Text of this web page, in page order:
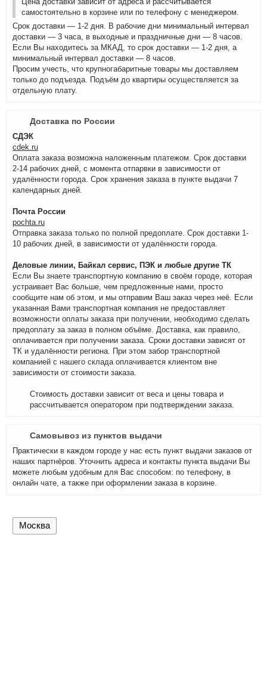
самостоятельно в корзине или по телефону с менеджером.
Срок доставки — 1-2 дня. В рабочие дни минимальный интервал
доставки — 3 часа, в выходные и праздничные дни — 8 часов.
Если Вы находитесь за МКАД, то срок доставки — 1-2 дня, а
минимальный интервал доставки — 8 часов.
Просим учесть, что крупногабаритные товары мы доставляем
только до подъезда. Подъём до квартиры осуществляется за
отдельную плату.
Доставка по России
СДЭК
cdek.ru
Оплата заказа возможна наложенным платежом. Срок доставки
2-14 рабочих дней, с момента отпарвки в зависимости от
удалённости города. Срок хранения заказа в пункте выдачи 7
календарных дней.
Почта России
pochta.ru
Отправка заказа только по полной предоплате. Срок доставки 1-
10 рабочих дней, в зависимости от удалённости города.
Деловые линии, Байкал сервис, ПЭК и любые другие ТК
Если Вы знаете транспортную компанию в своём городе, которая
устраивает Вас больше, чем предложенные нами, просто
сообщите нам об этом, и мы отправим Ваш заказ через неё. Если
указанная Вами транспортная компания не предоставляет
возможности оплаты заказа при получении, необходимо сделать
предоплату за заказ в полном объёме. Доставка, как правило,
оплачивается при получении заказа. Сроки доставки зависят от
ТК и удалённости региона. При этом забор транспортной
компанией с нашего склада оплачивается клиентом вне
зависимости от стоимости заказа.
Стоимость доставки зависит от веса и цены товара и
рассчитывается оператором при подтверждении заказа.
Самовывоз из пунктов выдачи
Практически в каждом городе у нас есть пункт выдачи заказов от
наших партнёров. Уточнить адреса и контакты пункта выдачи Вы
можете любым удобным для Вас способом: по телефону, в
онлайн чате, а также при оформлении заказа в корзине.
Москва